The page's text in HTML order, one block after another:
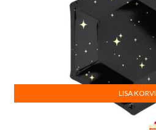
LISA KORVI